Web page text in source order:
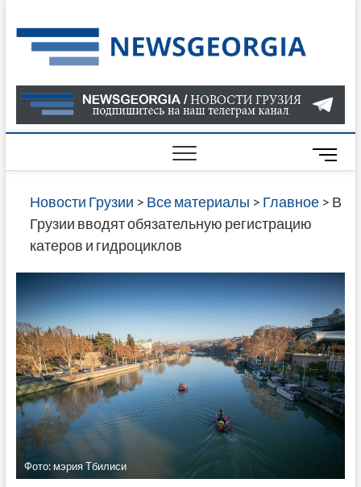
to
content
О
В
ГРУЗИИ
САЙТЕ
M
e
n
t
t
o
n
Новости Грузии > Все материалы > Главное> В
Грузии вводят обязательную регистрацию
катеров и гидроциклов
Фото: мэрия Тбилиси